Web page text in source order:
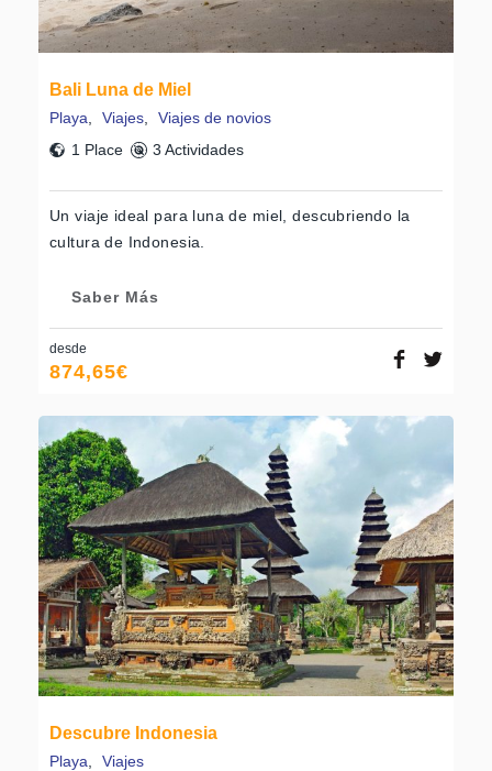
Bali Luna de Miel
Playa Viajes
Viajes de novios
1 Place
3 Actividades
Un viaje ideal para luna de miel, descubriendo la
cultura de Indonesia.
Saber Más
desde
874,65€
Descubre Indonesia
Playa
Viajes